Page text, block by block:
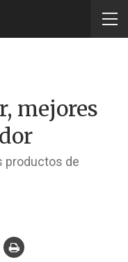
mejores
productos de